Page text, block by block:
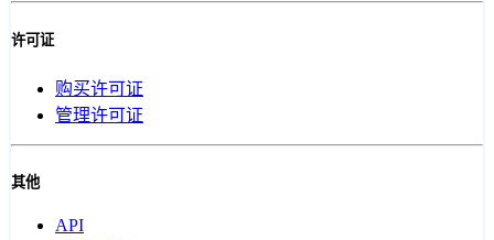
许可证
购买许可证
管理许可证
其他
API